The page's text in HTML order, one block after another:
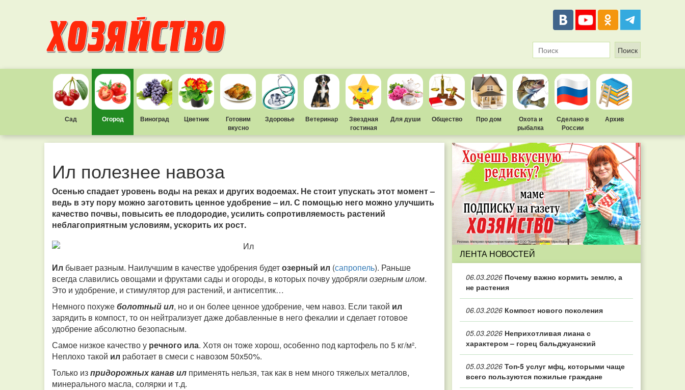
Сад Огород Виноград Цветник
Готовим
вкусно
Здоровье Ветеринар
Звездная
гостиная
Для души Общество Про дом
Охота и
рыбалка
Сделано в
России
Архив
Ил полезнее навоза
Осенью спадает уровень воды на реках и других водоемах. Не стоит упускать этот момент –
ведь в эту пору можно заготовить ценное удобрение – ил. С помощью него можно улучшить
качество почвы, повысить ее плодородие, усилить сопротивляемость растений
неблагоприятным условиям, ускорить их рост.
Ил бывает разным. Наилучшим в качестве удобрения будетозерный ил (сапропель). Раньше
всегда славились овощами и фруктами сады и огороды, в которых почву удобряли озерным илом.
Это и удобрение, и стимулятор для растений, и антисептик…
Немного похужеболотный ил, но и он более ценное удобрение, чем навоз. Если такой ил
зарядить в компост, то он нейтрализует даже добавленные в него фекалии и сделает готовое
удобрение абсолютно безопасным.
Самое низкое качество у речного ила. Хотя он тоже хорош, особенно под картофель по 5 кг/м².
Неплохо такой ил работает в смеси с навозом 50х50%.
Только изпридорожных канав ил применять нельзя, так как в нем много тяжелых металлов,
минерального масла, солярки и т.д.
ЛЕНТА НОВОСТЕЙ
06.03.2026 Почему важно кормить землю, а
не растения
06.03.2026 Компост нового поколения
05.03.2026 Неприхотливая лиана с
характером – горец бальджуанский
05.03.2026 Топ‑5 услуг мфц, которыми чаще
всего пользуются пожилые граждане